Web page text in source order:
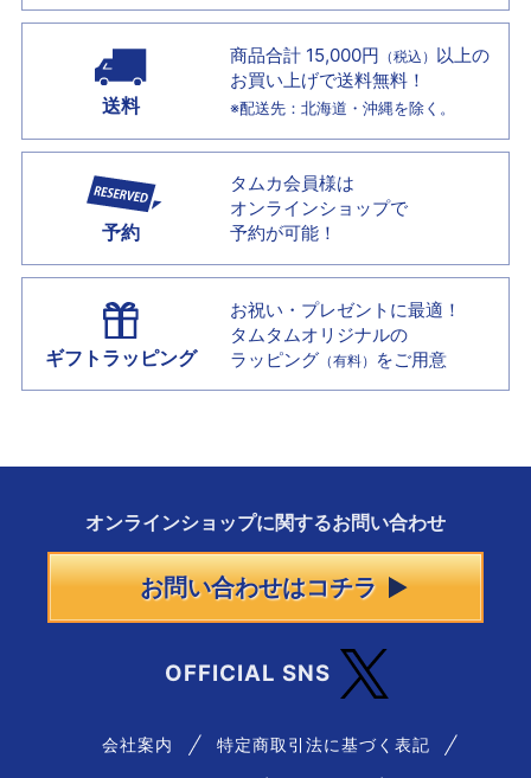
送料
商品合計 15,000円 （税込） 以上の
お買い上げで送料無料！
※配送先：北海道・沖縄を除く。
予約
タムカ会員様は
オンラインショップで
予約が可能！
ギフトラッピング
お祝い・プレゼントに最適！
タムタムオリジナルの
ラッピング （有料） をご用意
オンラインショップに関するお問い合わせ
お問い合わせはコチラ
OFFICIAL SNS
会社案内 特定商取引法に基づく表記